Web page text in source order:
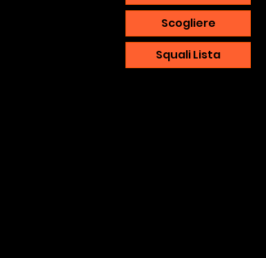
Scogliere
Squali Lista